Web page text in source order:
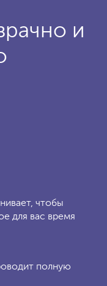
и
чтобы
для вас время
полную